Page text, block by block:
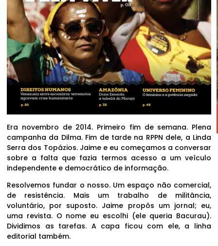
Era novembro de 2014. Primeiro fim de semana. Plena
campanha da Dilma. Fim de tarde na RPPN dele, a Linda
Serra dos Topázios. Jaime e eu começamos a conversar
sobre a falta que fazia termos acesso a um veículo
independente e democrático de informação.
Resolvemos fundar o nosso. Um espaço não comercial,
de resistência. Mais um trabalho de militância,
voluntário, por suposto. Jaime propôs um jornal; eu,
uma revista. O nome eu escolhi (ele queria Bacurau).
Dividimos as tarefas. A capa ficou com ele, a linha
editorial também.